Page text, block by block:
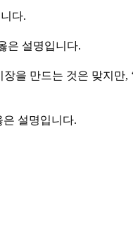
다.
은 설명입니다.
을 만드는 것은 맞지만,
설명입니다.